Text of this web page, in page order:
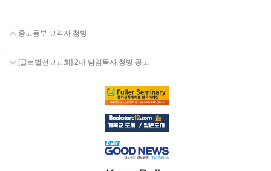
중고등부 교역자 청빙
[글로벌선교교회] 2대 담임목사 청빙 공고